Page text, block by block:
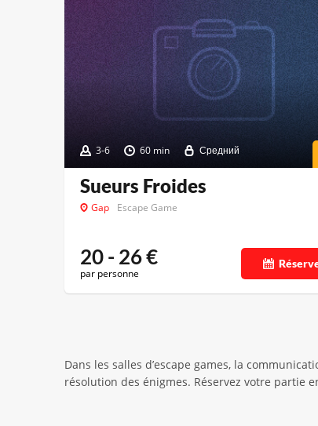
3-6 60 min Средний
Sueurs Froides
Gap Escape Game
20 - 26€
par personne
Dans les salles d’escape games, la
résolution des énigmes. Réservez votre partie